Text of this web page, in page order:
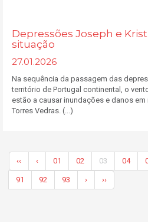
Depressões Joseph e
situação
27.01.2026
Na sequência da passagem das
território de Portugal continental, o
estão a causar inundações e danos
Torres Vedras. (...)
‹‹ ‹ 01 02 03 04
91 92 93 › ››